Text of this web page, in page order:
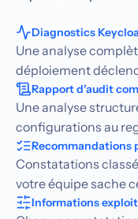
Diagnostics
Une analyse
déploiement
Rapport d'audit
Une analyse
configurations au
Recommandations
Constatations
votre équipe sache
Informations